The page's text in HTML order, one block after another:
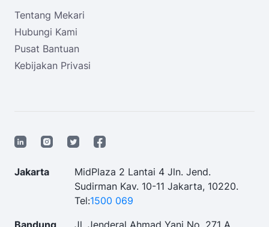
Tentang Mekari
Hubungi Kami
Pusat Bantuan
Kebijakan Privasi
Jakarta
MidPlaza 2 Lantai 4 Jln. Jend.
Sudirman Kav. 10-11 Jakarta, 10220.
Tel:1500 069
Bandung
Jl. Jenderal Ahmad Yani No. 271 A,